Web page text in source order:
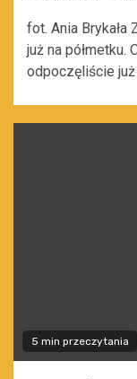
fot. Ania Brykała
już na półmetku.
odpoczęliście
5 min przeczytania